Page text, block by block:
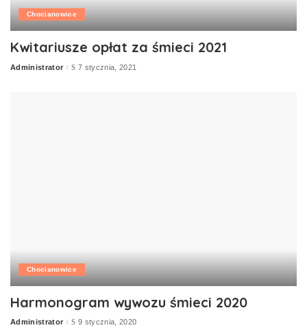
Chocianowice
Kwitariusze opłat za śmieci 2021
Posted
Administrator 7 stycznia, 2021
Chocianowice
Harmonogram wywozu śmieci 2020
Posted
Administrator 9 stycznia, 2020